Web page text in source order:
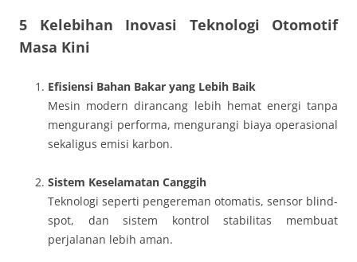
5 Kelebihan Inovasi Teknologi Otomotif
Masa Kini
Efisiensi Bahan Bakar yang Lebih Baik
Mesin modern dirancang lebih hemat energi tanpa
mengurangi performa, mengurangi biaya operasional
sekaligus emisi karbon.
Sistem Keselamatan Canggih
Teknologi seperti pengereman otomatis, sensor blind-
spot, dan sistem kontrol stabilitas membuat
perjalanan lebih aman.